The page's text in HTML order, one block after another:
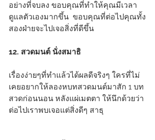
อย่างที่จบลง ขอบคุณที่ทำให้คุณมีเวลา
ดูแลตัวเองมากขึ้น  ขอบคุณที่ต่อไปคุณทั้ง
สองฝ่ายจะไปเจอสิ่งที่ดีขึ้น
12. สวดมนต์ นั่งสมาธิ
เรื่องง่ายๆที่ทำแล้วได้ผลดีจริงๆ ใครที่ไม่
เคยอยากให้ลองหบทสวดมนต์มาสัก 1 บท
สวดก่อนนอน หลังแผ่เมตตา ให้นึกด้วยว่า
ต่อไปเราพบเจอแต่สิ่งดีๆ สาธุ